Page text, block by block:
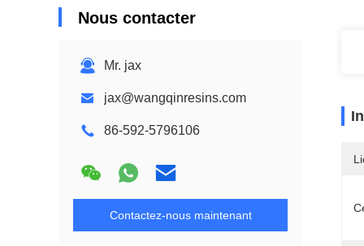
Nous contacter
Mr. jax
jax@wangqinresins.com
86-592-5796106
Contactez-nous maintenant